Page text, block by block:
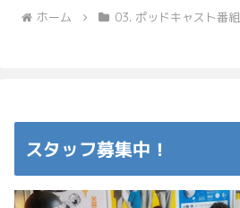
ホーム 03. ポッドキャスト番組
スタッフ募集中！